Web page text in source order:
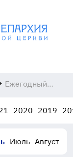
Ежегодный
солнечной
Яковлево
2020 2019
Июль Август